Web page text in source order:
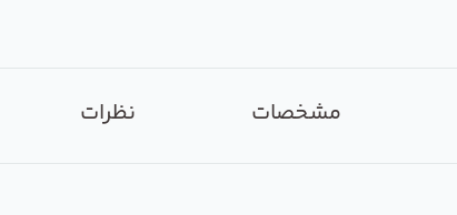
مشخصات نظرات